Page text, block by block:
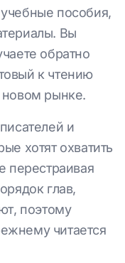
пособия,
Вы
обратно
к чтению
новом рынке.
и
хотят охватить
перестраивая
глав,
поэтому
читается